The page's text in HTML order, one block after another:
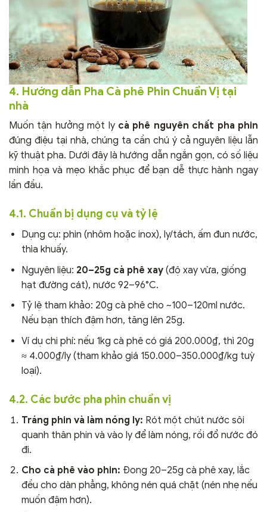
4. Hướng dẫn Pha Cà phê Phin Chuẩn Vị tại
nhà
Muốn tận hưởng một ly cà phê nguyên chất pha phin
đúng điệu tại nhà, chúng ta cần chú ý cả nguyên liệu lẫn
kỹ thuật pha. Dưới đây là hướng dẫn ngắn gọn, có số liệu
minh họa và mẹo khắc phục để bạn dễ thực hành ngay
lần đầu.
4.1. Chuẩn bị dụng cụ và tỷ lệ
Dụng cụ: phin (nhôm hoặc inox), ly/tách, ấm đun nước,
thìa khuấy.
Nguyên liệu: 20–25g cà phê xay(độ xay vừa, giống
hạt đường cát), nước 92–96°C.
Tỷ lệ tham khảo: 20g cà phê cho ~100–120ml nước.
Nếu bạn thích đậm hơn, tăng lên 25g.
Ví dụ chi phí: nếu 1kg cà phê có giá 200.000₫, thì 20g
≈ 4.000₫/ly (tham khảo giá 150.000–350.000₫/kg tuỳ
loại).
4.2. Các bước pha phin chuẩn vị
Tráng phin và làm nóng ly: Rót một chút nước sôi
quanh thân phin và vào ly để làm nóng, rồi đổ nước đó
đi.
Cho cà phê vào phin: Đong 20–25g cà phê xay, lắc
đều cho dàn phẳng, không nén quá chặt (nén nhẹ nếu
muốn đậm hơn).